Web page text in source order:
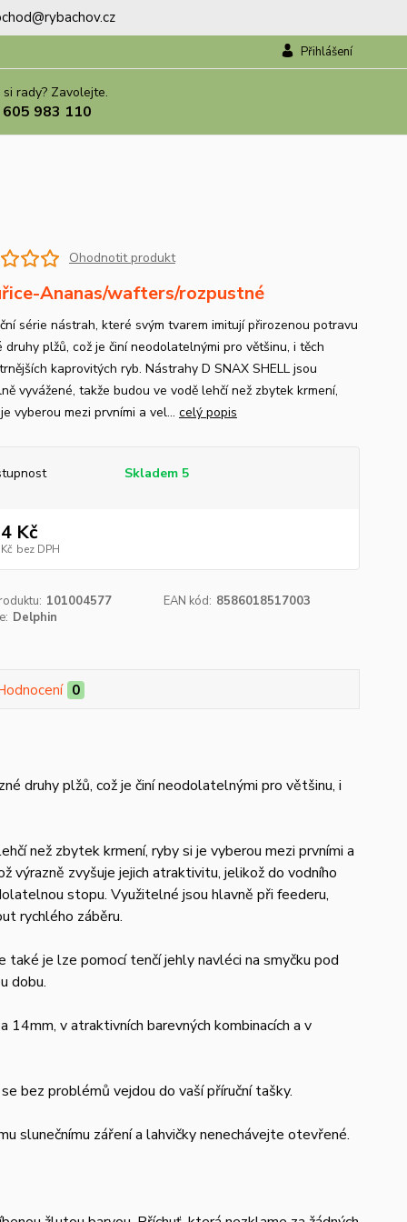
Přihlášení
rady? Zavolejte.
983 110
Ohodnotit produkt
Ananas/wafters/rozpustné
série nástrah, které svým tvarem imitují přirozenou potravu
druhy plžů, což je činí neodolatelnými pro většinu, i těch
kaprovitých ryb. Nástrahy D SNAX SHELL jsou
vyvážené, takže budou ve vodě lehčí než zbytek krmení,
vyberou mezi prvními a vel... celý popis
Skladem 5
Kč
bez DPH
101004577 EAN kód: 8586018517003
Delphin
0
druhy plžů, což je činí neodolatelnými pro většinu, i
než zbytek krmení, ryby si je vyberou mezi prvními a
výrazně zvyšuje jejich atraktivitu, jelikož do vodního
stopu. Využitelné jsou hlavně při feederu,
rychlého záběru.
je lze pomocí tenčí jehly navléci na smyčku pod
dobu.
v atraktivních barevných kombinacích a v
bez problémů vejdou do vaší příruční tašky.
slunečnímu záření a lahvičky nenechávejte otevřené.